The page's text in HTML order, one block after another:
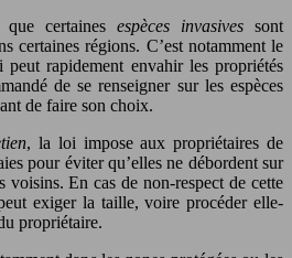
certaines espèces invasives sont
certaines régions. C’est notamment le
rapidement envahir les propriétés
de se renseigner sur les espèces
de faire son choix.
, la loi impose aux propriétaires de
pour éviter qu’elles ne débordent sur
En cas de non-respect de cette
exiger la taille, voire procéder elle-
propriétaire.